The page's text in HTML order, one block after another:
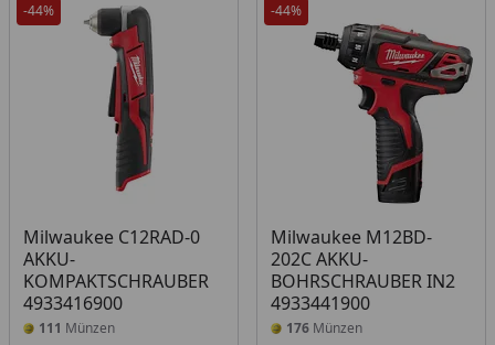
-44%
Milwaukee C12RAD-0
AKKU-
KOMPAKTSCHRAUBER
4933416900
111 Münzen
-44%
Milwaukee M12BD-
202C AKKU-
BOHRSCHRAUBER IN2
4933441900
176Münzen